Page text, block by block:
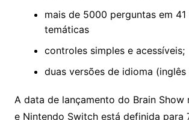
mais de 5000 perguntas em
temáticas
controles simples e acessíveis;
duas versões de idioma (inglês
A data de lançamento do Brain Show
e Nintendo Switch está definida para